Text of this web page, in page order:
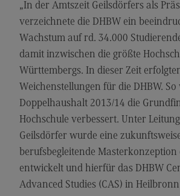
Besonderheiten und Highlights
Berufsperspektiven
Finance
Finance
Berufsperspektiven
Kontakt
„In der Amtszeit Geilsdörfers als
verzeichnete die DHBW ein
Wachstum auf rd. 34.000
damit inzwischen die größte
Württembergs. In dieser Zeit
Weichenstellungen für die DHBW.
Doppelhaushalt 2013/14 die
Hochschule verbessert. Unter
Geilsdörfer wurde eine
berufsbegleitende Masterkonzeption
entwickelt und hierfür das DHBW
Advanced Studies (CAS) in